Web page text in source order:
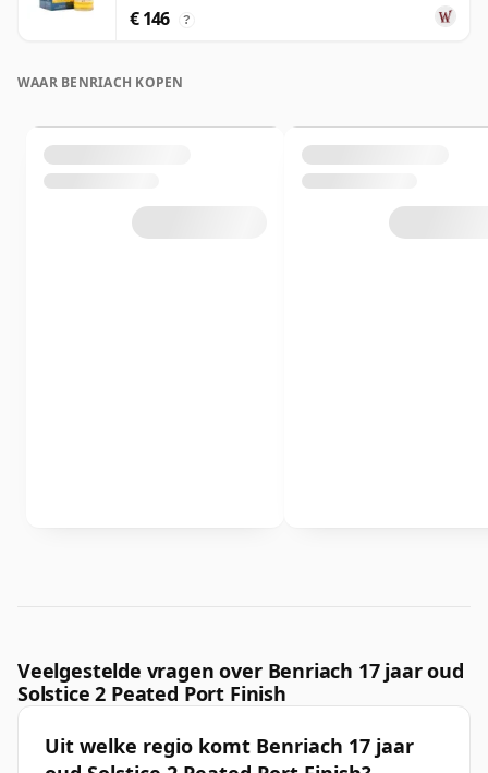
€ 146 ?
WAAR BENRIACH KOPEN
Veelgestelde vragen over Benriach 17 jaar oud
Solstice 2 Peated Port Finish
Uit welke regio komt Benriach 17 jaar